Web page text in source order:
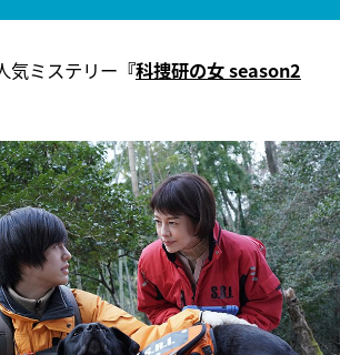
気ミステリー 『科捜研の女 season2